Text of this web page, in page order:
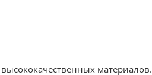
материалов.